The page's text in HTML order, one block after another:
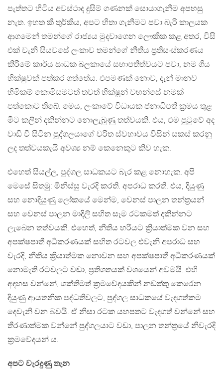
පැත්තට හිටිය අවස්ථාද දුසිම් ගණනක් සොයාගැනීම අපහසු
නැත. ඉහත කී තුර්කිය, අපට හිතා ගැනීමට පවා බැරි කාලයක
ආගමෙන් තමන්ගේ රාජ්‍යය මුදවාගෙන ලෞකික කළ අතර, විසි
එක් වැනි සියවසේ ලංකාව තමන්ගේ නීතිය ප්‍රතිසංස්කරණය
කිරීමේ කාර්ය සාධක බලකායේ සභාපතිත්වයට පවා, නම ගිය
භික්ෂුවක් පත්කර ගත්තේය. එපමණක් නොව, දැන් මානව
හිමිකම් කොමිසමටත් තවත් භික්ෂූන් වහන්සේ නමක්
පත්කොට තිබේ. මෙය, ලංකාවේ විධායක ජනාධිපති ක්‍රමය තුළ
මීට කලින් දකින්නට නොලැබුණු තත්වයකි. එය, එම පුටුවේ අද
වාඩි වී සිටින පුද්ගලයාගේ චරිත ස්වභාවය විසින් සකස් කරනු
ලද තත්වයකැයි අවශ්‍ය නම් කෙනෙකුට කිව හැක.
එහෙත් සියල්ල, පුද්ගල සාධකයට බැර කළ නොහැක. අපි
මෙසේ සිතමු: මිනිස්සු වැරදි කරති. අපරාධ කරති. එය, දියුණු
සහ නොදියුණු ලෝකයේ මෙන්ම, වෙනස් පාලන තන්ත්‍රයන්
සහ වෙනස් පාලන මාදිලි සහිත සෑම රටකමත් දකින්නට
ලැබෙන තත්වයකි. එහෙත්, නීතිය හරියට ක්‍රියාත්මක වන සහ
අපක්ෂපාතී අධිකරණයක් සහිත රටවල එවැනි අපරාධ සහ
වැරදි, නීතිය ක්‍රියාත්මක නොවන සහ අපක්ෂපාතී අධිකරණයක්
නොමැති රටවලට වඩා, ප්‍රතිශතයක් වශයෙන් අවමයි. එහි
අදහස වන්නේ, ශක්තිමත් ක්‍රමවේදයකින් නඩත්තු කෙරෙන
දියුණු ආයතනික පද්ධතිවලට, පුද්ගල සාධකයේ වැදගත්කම
දෙවැනි වන බවයි. ඒ නිසා රටක යහපතට වැදගත් වන්නේ සහ
තීරණාත්මක වන්නේ පුද්ගලයාට වඩා, පාලන තන්ත්‍රයේ නිවැරදි
ක්‍රමවේදයන් ය.
අපට වැරදුණු තැන